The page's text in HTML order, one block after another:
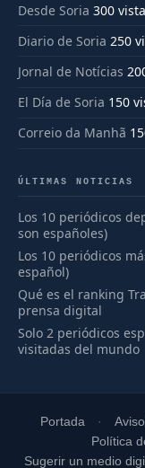
Desde Soria 300
Diario de Soria 250
Jornal de Notícias
El Día de Soria 150
Correio da Manhã
ÚLTIMAS NOTICIAS
Los 10 periódicos
son españoles)
Los 10 periódicos
español)
Qué es el ranking
prensa digital
Solo 2 periódicos
visitadas del mundo
Portada
Política
Sugerir un medio